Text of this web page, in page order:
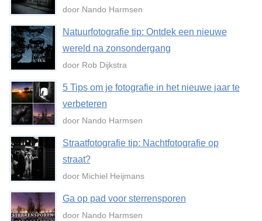
door Nando Harmsen
Natuurfotografie tip: Ontdek een nieuwe
wereld na zonsondergang
door Rob Dijkstra
5 Tips om je fotografie in het nieuwe jaar te
verbeteren
door Nando Harmsen
Straatfotografie tip: Nachtfotografie op
straat?
door Michiel Heijmans
Ga op pad voor sterrensporen
door Nando Harmsen